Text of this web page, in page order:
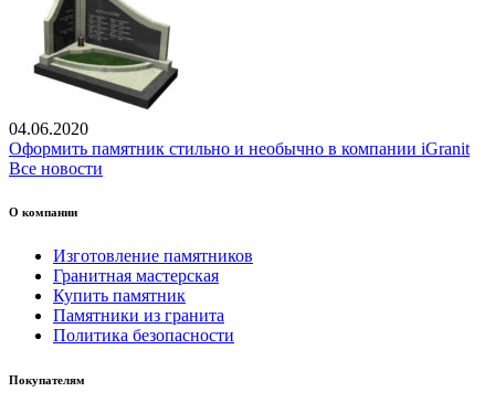
04.06.2020
Оформить памятник стильно и необычно в компании iGranit
Все новости
О компании
Изготовление памятников
Гранитная мастерская
Купить памятник
Памятники из гранита
Политика безопасности
Покупателям